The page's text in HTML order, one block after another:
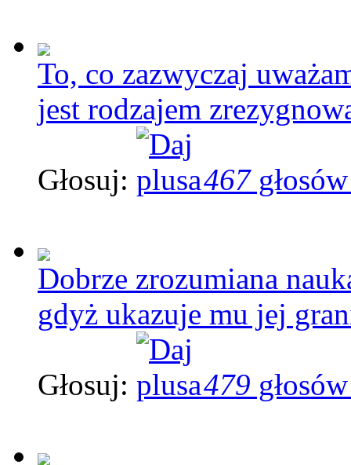
To, co zazwyczaj
jest rodzajem
Głosuj: 467
Dobrze zrozumiana
gdyż ukazuje mu jej
Głosuj: 479